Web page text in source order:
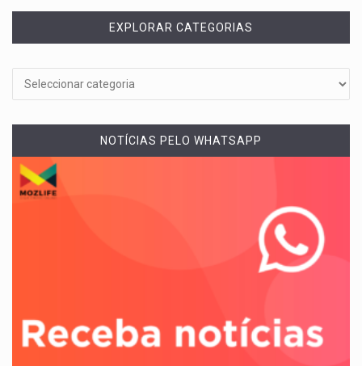
EXPLORAR CATEGORIAS
NOTÍCIAS PELO WHATSAPP